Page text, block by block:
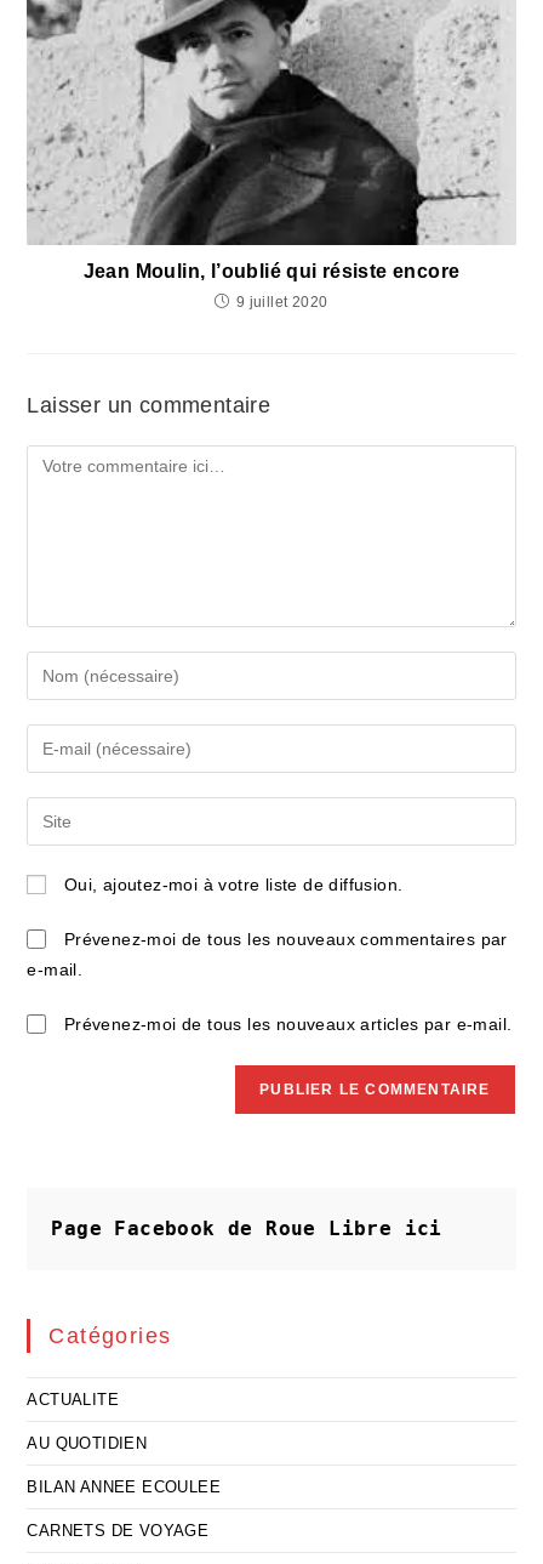
Jean Moulin, l’oublié qui résiste encore
9 juillet 2020
Laisser un commentaire
Comment
Enter
your
name
comment
Enter
your
email
address
comment
Saisir
l’URL
de
site
(facultatif)
Oui, ajoutez-moi à votre liste de diffusion.
Prévenez-moi de tous les nouveaux commentaires par
e-mail.
Prévenez-moi de tous les nouveaux articles par e-mail.
Page Facebook de Roue Libre ici
Catégories
ACTUALITE
AU QUOTIDIEN
BILAN ANNEE ECOULEE
CARNETS DE VOYAGE